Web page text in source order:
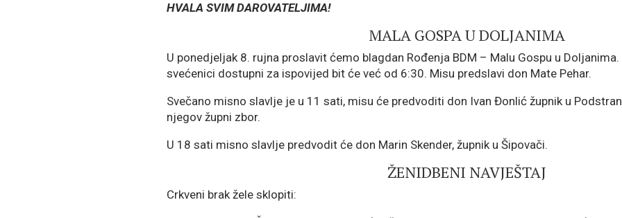
HVALA SVIM DAROVATELJIMA!
MALA GOSPA U DOLJANIMA
U ponedjeljak 8. rujna proslavit ćemo blagdan Rođenja BDM – Malu Gospu u
svećenici dostupni za ispovijed bit će već od 6:30. Misu predslavi don Mate Pehar.
Svečano misno slavlje je u 11 sati, misu će predvoditi don Ivan Đonlić župnik u
njegov župni zbor.
U 18 sati misno slavlje predvodit će don Marin Skender, župnik u Šipovači.
ŽENIDBENI NAVJEŠTAJ
Crkveni brak žele sklopiti: